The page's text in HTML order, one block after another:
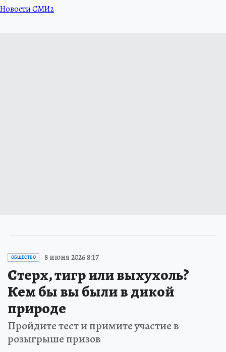
Новости СМИ2
ОБЩЕСТВО 8 июня 2026 8:17
Стерх, тигр или выхухоль?
Кем бы вы были в дикой
природе
Пройдите тест и примите участие в
розыгрыше призов